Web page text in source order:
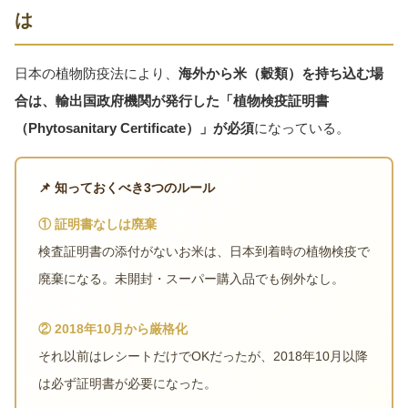
は
日本の植物防疫法により、 海外から米（穀類）を持ち込む場
合は、輸出国政府機関が発行した「植物検疫証明書
（Phytosanitary Certificate）」が必須になっている。
📌 知っておくべき3つのルール
① 証明書なしは廃棄
検査証明書の添付がないお米は、日本到着時の植物検疫で
廃棄になる。未開封・スーパー購入品でも例外なし。
② 2018年10月から厳格化
それ以前はレシートだけでOKだったが、2018年10月以降
は必ず証明書が必要になった。